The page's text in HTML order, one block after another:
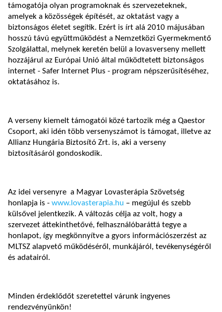
támogatója olyan programoknak és szervezeteknek,
amelyek a közösségek építését, az oktatást vagy a
biztonságos életet segítik. Ezért is írt alá 2010 májusában
hosszú távú együttműködést a Nemzetközi Gyermekmentő
Szolgálattal, melynek keretén belül a lovasverseny mellett
hozzájárul az Európai Unió által működtetett biztonságos
internet - Safer Internet Plus - program népszerűsítéséhez,
oktatásához is.
A verseny kiemelt támogatói közé tartozik még a Qaestor
Csoport, aki idén több versenyszámot is támogat, illetve az
Allianz Hungária Biztosító Zrt. is, aki a verseny
biztosításáról gondoskodik.
Az idei versenyre a Magyar Lovasterápia Szövetség
honlapja is - www.lovasterapia.hu – megújul és szebb
külsővel jelentkezik. A változás célja az volt, hogy a
szervezet áttekinthetővé, felhasználóbaráttá tegye a
honlapot, így megkönnyítve a gyors információszerzést az
MLTSZ alapvető működéséről, munkájáról, tevékenységéről
és adatairól.
Minden érdeklődőt szeretettel várunk ingyenes
rendezvényünkön!